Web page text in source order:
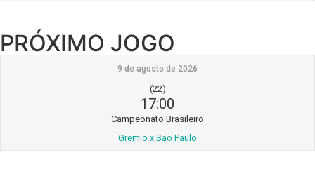
PRÓXIMO JOGO
9 de agosto de 2026
(22)
17:00
Campeonato Brasileiro
Gremio x Sao Paulo